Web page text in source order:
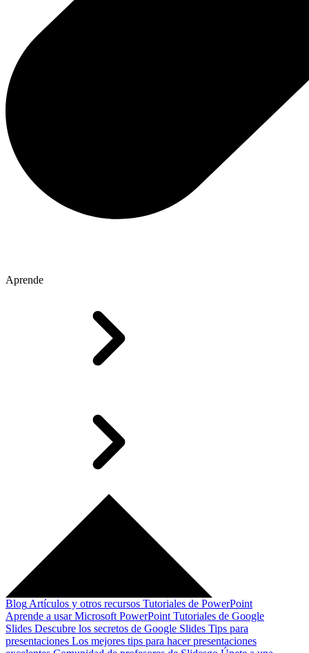
Aprende
Blog Artículos y otros recursos Tutoriales de PowerPoint
Aprende a usar Microsoft PowerPoint Tutoriales de Google
Slides Descubre los secretos de Google Slides Tips para
presentaciones Los mejores tips para hacer presentaciones